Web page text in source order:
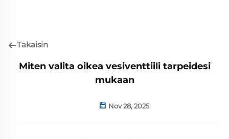
Takaisin
Miten valita oikea vesiventtiili tarpeidesi
mukaan
Nov 28, 2025